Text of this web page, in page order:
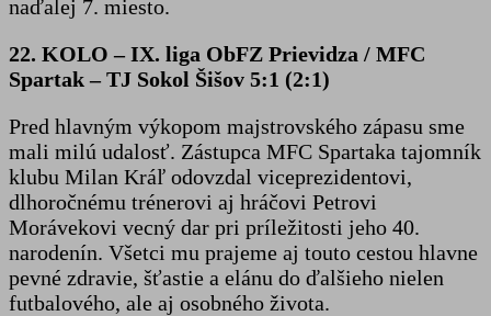
naďalej 7. miesto.
22. KOLO – IX. liga ObFZ Prievidza / MFC
Spartak – TJ Sokol Šišov 5:1 (2:1)
Pred hlavným výkopom majstrovského zápasu sme
mali milú udalosť. Zástupca MFC Spartaka tajomník
klubu Milan Kráľ odovzdal viceprezidentovi,
dlhoročnému trénerovi aj hráčovi Petrovi
Morávekovi vecný dar pri príležitosti jeho 40.
narodenín. Všetci mu prajeme aj touto cestou hlavne
pevné zdravie, šťastie a elánu do ďalšieho nielen
futbalového, ale aj osobného života.